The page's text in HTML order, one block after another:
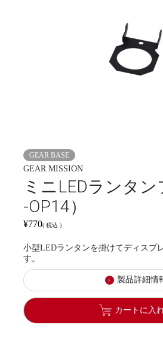
GEAR BASE
GEAR MISSION
ミニLEDランタン
-OP14）
¥770 税込
小型LEDランタンを掛けてディスプ
す。
製品詳細情
カートに入